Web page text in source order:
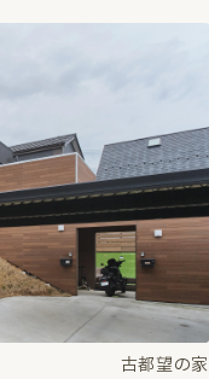
古都望の家